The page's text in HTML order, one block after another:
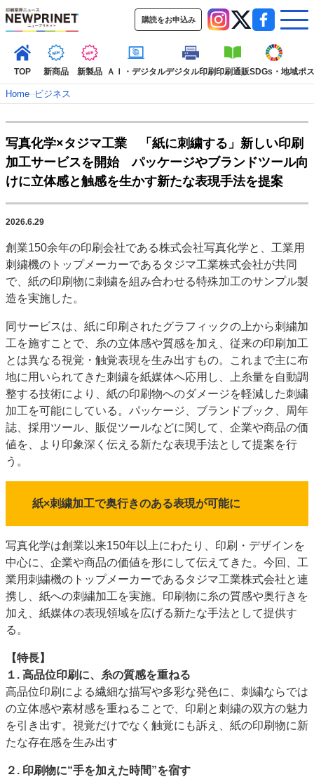
購読をお申込み
TOP 新商品 新製品 ＡＩ・デジタルデジタル印刷印刷通販SDGs・地域ポ
TOP
新着記事 特集記事
動画コンテンツ
インタビュー
コレクション
新商品
ポストプレス ビジネス イベント
市場・統計
人事・移転・異動・訃報
特集記事カテゴリー一覧
特集・デジタル印刷 アイデアで勝負！ ～多様なビジネス・多彩な商材～
JAPAN PACK 2023 特集
中古印刷機・製本機特集
2022 検査・校正特集
特集・デジタル印刷 ～ 新成長軌道を描く
案内
発刊案内
JFPI印刷用語集 印刷機材年鑑
運営
会社案内
お問い合わせ
Home–ビジネス
写真化学×タジマ工業 「紙に刺繍する」新しい印刷
加工サービスを開始 パッケージやブランドツール向
けに立体感と触感を生かす新たな表現手法を提案
2026.6.29
創業150余年の印刷会社である株式会社写真化学と、工業用
刺繍機のトップメーカーであるタジマ工業株式会社が共同
で、紙の印刷物に刺繍を組み合わせる特殊加工のサンプル製
造を実施した。
同サービスは、紙に印刷されたグラフィックの上から刺繍加
工を施すことで、糸の立体感や質感を加え、従来の印刷加工
とは異なる視覚・触覚表現を生み出すもの。これまで主に布
地に用いられてきた刺繍を紙媒体へ応用し、上糸量を自動調
整する技術により、紙の印刷物へのダメージを軽減した刺繍
加工を可能にしている。パッケージ、ブランドブック、周年
誌、採用ツール、販促ツールなどに関して、企業や商品の価
値を、より印象深く伝える新たな表現手法として提案を行
う。
紙×刺繍加工で奥行きのある表現が可能に
写真化学は創業以来150年以上にわたり、印刷・デザインを
中心に、企業や商品の価値を形にして伝えてきた。今回、工
業用刺繍機のトップメーカーであるタジマ工業株式会社と連
携し、紙への刺繍加工を実施。印刷物に糸の質感や奥行きを
加え、紙媒体の表現領域を広げる新たな手法として提供す
る。
【特長】
１. 高品位印刷に、糸の質感を重ねる
高品位印刷による繊細な描写や多彩な発色に、刺繍ならでは
の立体感や素材感を重ねることで、印刷と刺繍の双方の魅力
を引き出す。視覚だけでなく触覚にも訴え、紙の印刷物に新
たな存在感を生み出す
２. 印刷物に“手を加えた時間”を宿す